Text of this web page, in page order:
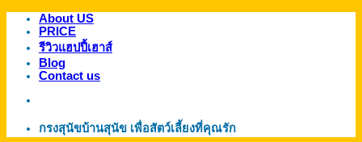
ข้าม
เนื้อหา
About US
PRICE
รีวิวแฮปปี้เฮาส์
Blog
Contact us
กรงสุนัขบ้านสุนัข เพื่อสัตว์เลี้ยงที่คุณรัก